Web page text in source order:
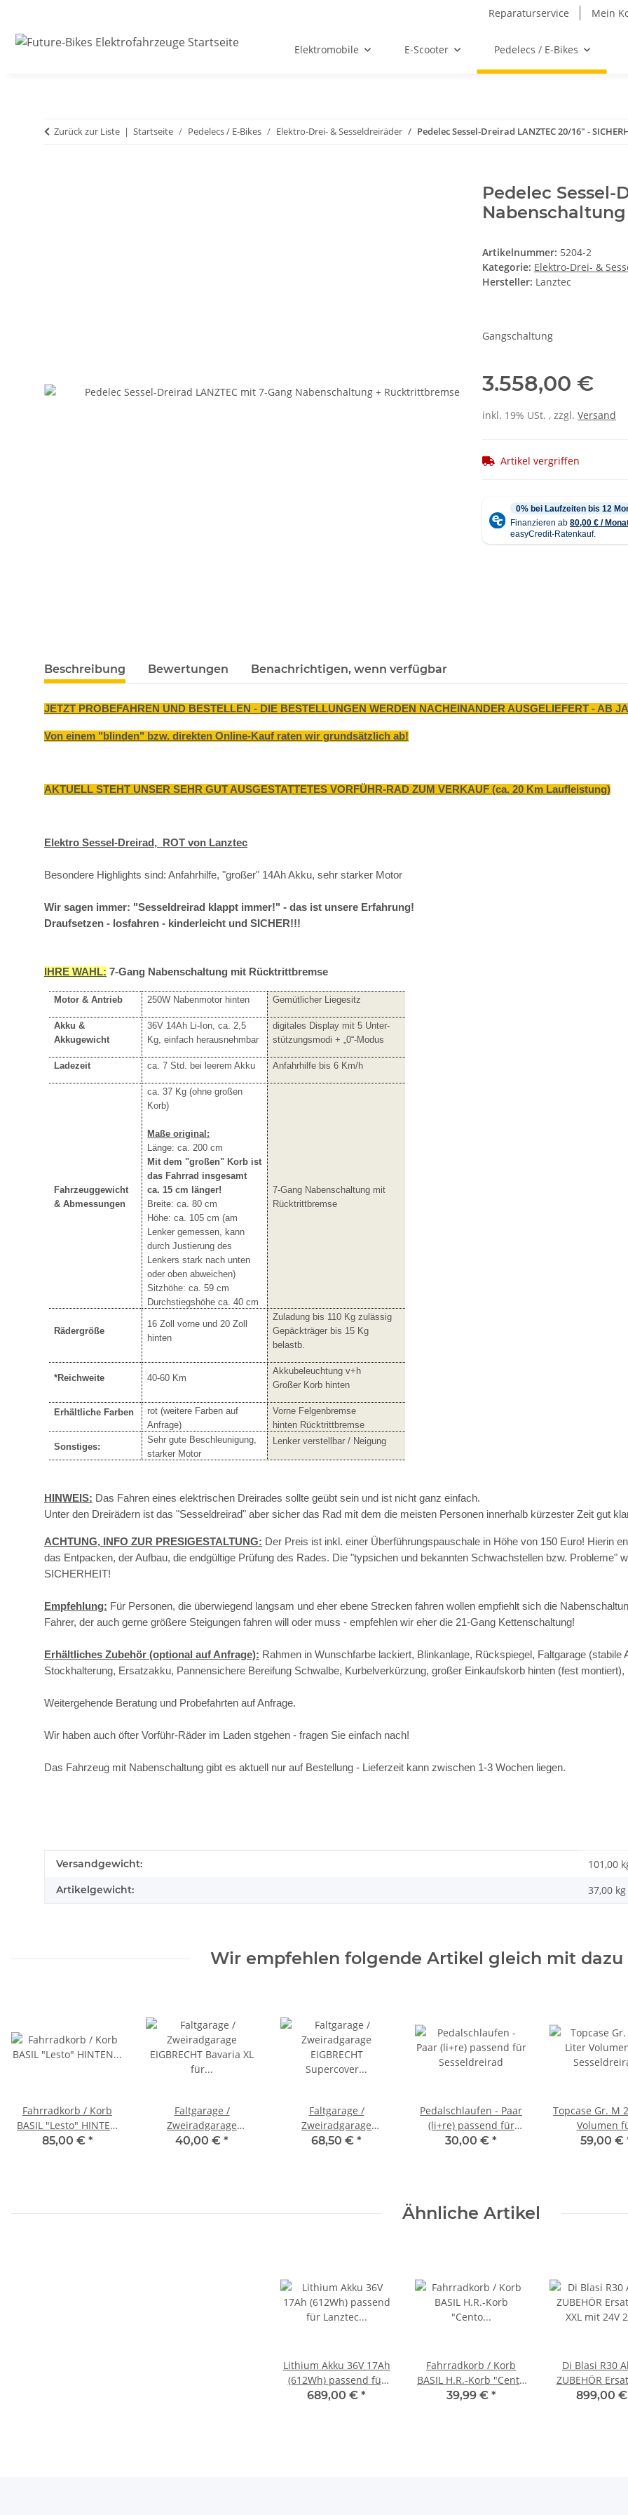
Reparaturservice Mein
Elektromobile E-Scooter Pedelecs / E-Bikes
Zurück zur Liste Startseite Pedelecs / E-Bikes Elektro-Drei- & Sesseldreiräder Pedelec Sessel-Dreirad LANZTEC 20/16" -
Pedelec Sessel-
Artikelnummer: 5204-2
Kategorie: Elektro-Drei- &
Hersteller: Lanztec
Gangschaltung
3.558,00 €
inkl. 19% USt. , zzgl. Versand
Artikel vergriffen
weitere Registerkarten anzeigen
Beschreibung Bewertungen Benachrichtigen, wenn verfügbar
JETZT PROBEFAHREN UND BESTELLEN - DIE BESTELLUNGEN WERDEN NACHEINANDER AUSGELIEFERT - AB
Von einem "blinden" bzw. direkten Online-Kauf raten wir grundsätzlich ab!
AKTUELL STEHT UNSER SEHR GUT AUSGESTATTETES VORFÜHR-RAD ZUM VERKAUF (ca. 20 Km Laufleistung)
Elektro Sessel-Dreirad, ROT von Lanztec
Besondere Highlights sind: Anfahrhilfe, "großer" 14Ah Akku, sehr starker Motor
Wir sagen immer: "Sesseldreirad klappt immer!" - das ist unsere Erfahrung!
Draufsetzen - losfahren - kinderleicht und SICHER!!!
IHRE WAHL: 7-Gang Nabenschaltung mit Rücktrittbremse
Motor & Antrieb 250W Nabenmotor hinten Gemütlicher Liegesitz
Akku &
Akkugewicht
36V 14Ah Li-Ion, ca. 2,5
Kg, einfach herausnehmbar
digitales Display mit 5 Unter-
stützungsmodi + „0“-Modus
Ladezeit ca. 7 Std. bei leerem Akku Anfahrhilfe bis 6 Km/h
Fahrzeuggewicht
& Abmessungen
ca. 37 Kg (ohne großen
Korb)
Maße original:
Länge: ca. 200 cm
Mit dem "großen" Korb ist
das Fahrrad insgesamt
ca. 15 cm länger!
Breite: ca. 80 cm
Höhe: ca. 105 cm (am
Lenker gemessen, kann
durch Justierung des
Lenkers stark nach unten
oder oben abweichen)
Sitzhöhe: ca. 59 cm
Durchstiegshöhe ca. 40 cm
7-Gang Nabenschaltung mit
Rücktrittbremse
Rädergröße
16 Zoll vorne und 20 Zoll
hinten
Zuladung bis 110 Kg zulässig
Gepäckträger bis 15 Kg
belastb.
*Reichweite 40-60 Km
Akkubeleuchtung v+h
Großer Korb hinten
Erhältliche Farben
rot (weitere Farben auf
Anfrage)
Vorne Felgenbremse
hinten Rücktrittbremse
Sonstiges:
Sehr gute Beschleunigung,
starker Motor
Lenker verstellbar / Neigung
HINWEIS: Das Fahren eines elektrischen Dreirades sollte geübt sein und ist nicht ganz einfach.
Unter den Dreirädern ist das "Sesseldreirad" aber sicher das Rad mit dem die meisten Personen innerhalb kürzester Zeit gut
ACHTUNG, INFO ZUR PRESIGESTALTUNG: Der Preis ist inkl. einer Überführungspauschale in Höhe von 150 Euro! Hierin
das Entpacken, der Aufbau, die endgültige Prüfung des Rades. Die "typsichen und bekannten Schwachstellen bzw. Probleme"
SICHERHEIT!
Empfehlung: Für Personen, die überwiegend langsam und eher ebene Strecken fahren wollen empfiehlt sich die
Fahrer, der auch gerne größere Steigungen fahren will oder muss - empfehlen wir eher die 21-Gang Kettenschaltung!
Erhältliches Zubehör (optional auf Anfrage): Rahmen in Wunschfarbe lackiert, Blinkanlage, Rückspiegel, Faltgarage
Stockhalterung, Ersatzakku, Pannensichere Bereifung Schwalbe, Kurbelverkürzung, großer Einkaufskorb hinten (fest
Weitergehende Beratung und Probefahrten auf Anfrage.
Wir haben auch öfter Vorführ-Räder im Laden stgehen - fragen Sie einfach nach!
Das Fahrzeug mit Nabenschaltung gibt es aktuell nur auf Bestellung - Lieferzeit kann zwischen 1-3 Wochen liegen.
Produkteigenschaft
Wert
Versandgewicht: 101,00
Artikelgewicht: 37,00 kg
Wir empfehlen folgende Artikel gleich mit dazu
Fahrradkorb / Korb
BASIL "Lesto" HINTEN
(Gepäckträger) für
85,00 € *
Faltgarage /
Zweiradgarage
EIGBRECHT Bavaria XL
40,00 € *
Faltgarage /
Zweiradgarage
EIGBRECHT Supercover
68,50 € *
Pedalschlaufen - Paar
(li+re) passend für
Sesseldreirad
30,00 € *
Topcase Gr. M
Volumen
59,00 €
Ähnliche Artikel
Lithium Akku 36V 17Ah
(612Wh) passend für
Lanztec Sesseldreirad
689,00 € *
Fahrradkorb / Korb
BASIL H.R.-Korb "Cento
Multisystem"
39,99 € *
Di Blasi R30
ZUBEHÖR
XXL mit 24V
899,00 €